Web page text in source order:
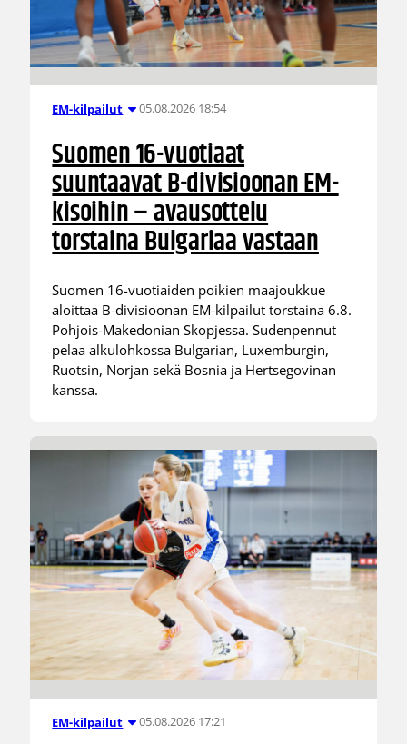
EM-kilpailut 05.08.2026 18:54
Suomen 16-vuotiaat
suuntaavat B-divisioonan EM-
kisoihin – avausottelu
torstaina Bulgariaa vastaan
Suomen 16-vuotiaiden poikien maajoukkue
aloittaa B-divisioonan EM-kilpailut torstaina 6.8.
Pohjois-Makedonian Skopjessa. Sudenpennut
pelaa alkulohkossa Bulgarian, Luxemburgin,
Ruotsin, Norjan sekä Bosnia ja Hertsegovinan
kanssa.
EM-kilpailut 05.08.2026 17:21